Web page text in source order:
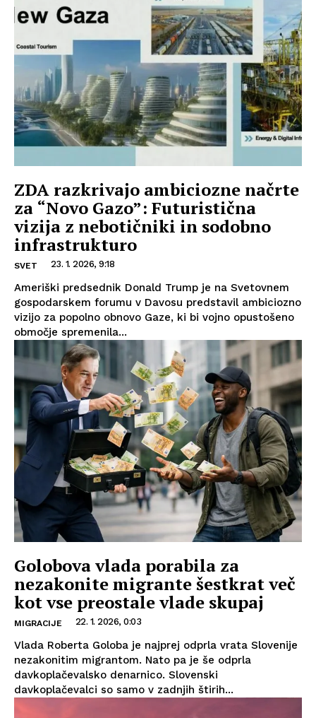
ZDA razkrivajo ambiciozne načrte
za “Novo Gazo”: Futuristična
vizija z nebotičniki in sodobno
infrastrukturo
SVET 23. 1. 2026, 9:18
Ameriški predsednik Donald Trump je na Svetovnem
gospodarskem forumu v Davosu predstavil ambiciozno
vizijo za popolno obnovo Gaze, ki bi vojno opustošeno
območje spremenila...
Golobova vlada porabila za
nezakonite migrante šestkrat več
kot vse preostale vlade skupaj
MIGRACIJE 22. 1. 2026, 0:03
Vlada Roberta Goloba je najprej odprla vrata Slovenije
nezakonitim migrantom. Nato pa je še odprla
davkoplačevalsko denarnico. Slovenski
davkoplačevalci so samo v zadnjih štirih...